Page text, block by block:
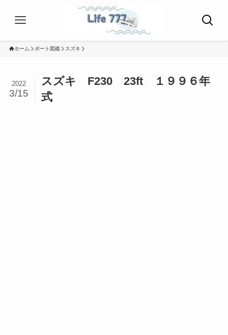
ホーム ボート図鑑 スズキ
スズキ F230 23ft １９９６年
式
2022
3/15